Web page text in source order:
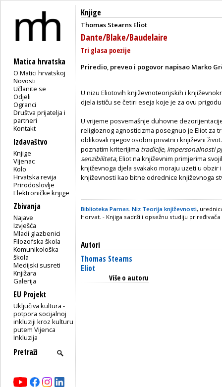
Matica hrvatska
O Matici hrvatskoj
Novosti
Učlanite se
Odjeli
Ogranci
Društva prijatelja i
partneri
Kontakt
Izdavaštvo
Knjige
Vijenac
Kolo
Hrvatska revija
Prirodoslovlje
Elektroničke knjige
Zbivanja
Najave
Izvješća
Mladi glazbenici
Filozofska škola
Komunikološka
škola
Medijski susreti
Knjižara
Galerija
EU Projekt
Uključiva kultura -
potpora socijalnoj
inkluziji kroz kulturu
putem Vijenca
Inkluzija
Knjige
Thomas Stearns Eliot
Dante/Blake/Baudelaire
Tri glasa poezije
Priredio, preveo i pogovor napisao Marko
U nizu Eliotovih književnoteorijskih i
djela ističu se četiri eseja koje je za ovu
U vrijeme posvemašnje duhovne
religioznog agnosticizma posegnuo je Eliot za
oblikovali njegov osobni privatni i književni
poznatim kriterijima tradicije, impersonalnosti
senzibiliteta,Eliot na književnim primjerima
književnoga djela svakako moraju uzeti u
književnosti kao bitne odrednice književnoga
Biblioteka Parnas. Niz Teorija književnosti,
Horvat. - Knjiga sadrži i opsežnu studiju
Autori
Thomas Stearns
Eliot
Više o autoru